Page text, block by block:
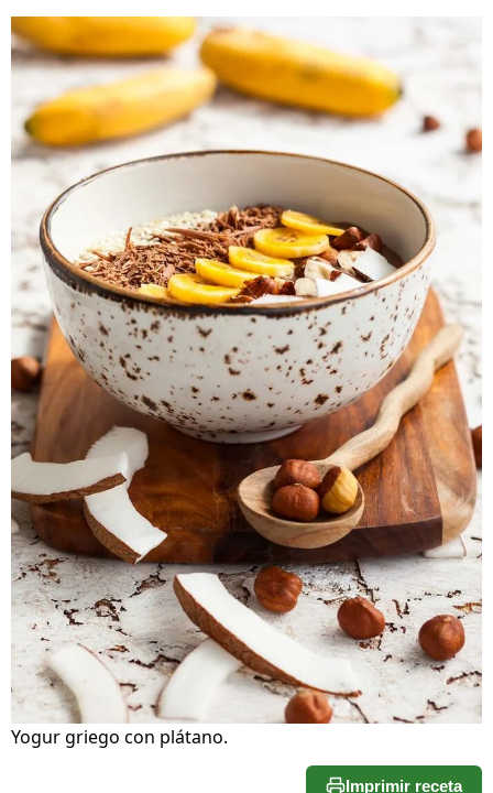
Yogur griego con plátano.
Imprimir receta